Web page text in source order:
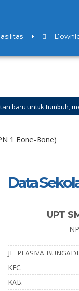
tumbuh, melangka
1 Bone-Bone)
Data
UPT
JL. PLASMA
KEC.
KAB.